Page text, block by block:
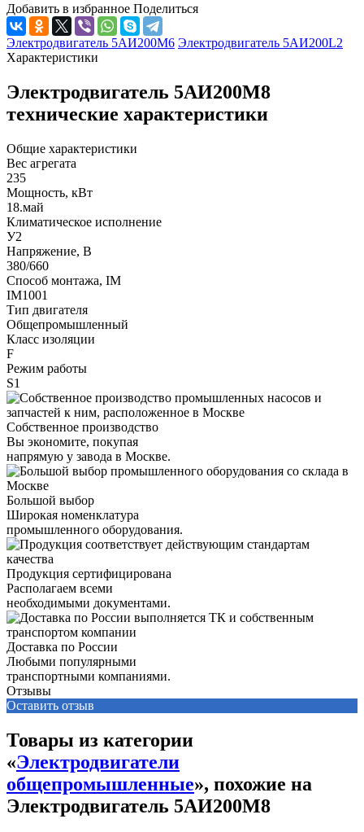
Добавить в избранное Поделиться
Электродвигатель 5АИ200М6 Электродвигатель 5АИ200L2
Характеристики
Электродвигатель 5АИ200М8
технические характеристики
Общие характеристики
Вес агрегата
235
Мощность, кВт
18.май
Климатическое исполнение
У2
Напряжение, В
380/660
Способ монтажа, IM
IM1001
Тип двигателя
Общепромышленный
Класс изоляции
F
Режим работы
S1
Собственное производство
Вы экономите, покупая
напрямую у завода в Москве.
Большой выбор
Широкая номенклатура
промышленного оборудования.
Продукция сертифицирована
Располагаем всеми
необходимыми документами.
Доставка по России
Любыми популярными
транспортными компаниями.
Отзывы
Оставить отзыв
Товары из категории
«Электродвигатели
общепромышленные», похожие на
Электродвигатель 5АИ200М8